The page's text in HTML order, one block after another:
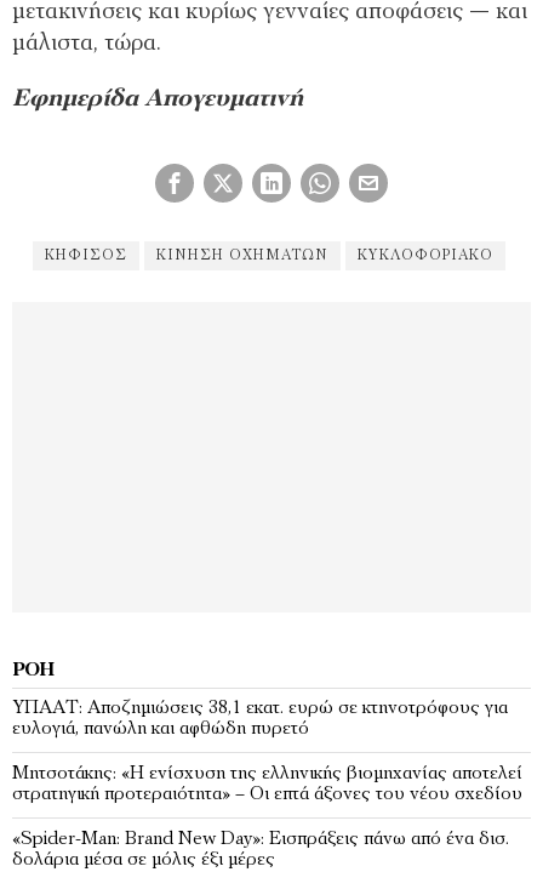
μετακινήσεις και κυρίως γενναίες αποφάσεις — και
μάλιστα, τώρα.
Εφημερίδα Απογευματινή
ΚΗΦΙΣΌΣ ΚΊΝΗΣΗ ΟΧΗΜΆΤΩΝ ΚΥΚΛΟΦΟΡΙΑΚΌ
ΡΟΉ
ΥΠΑΑΤ: Αποζημιώσεις 38,1 εκατ. ευρώ σε κτηνοτρόφους για
ευλογιά, πανώλη και αφθώδη πυρετό
Μητσοτάκης: «Η ενίσχυση της ελληνικής βιομηχανίας αποτελεί
στρατηγική προτεραιότητα» – Οι επτά άξονες του νέου σχεδίου
«Spider-Man: Brand New Day»: Εισπράξεις πάνω από ένα δισ.
δολάρια μέσα σε μόλις έξι μέρες